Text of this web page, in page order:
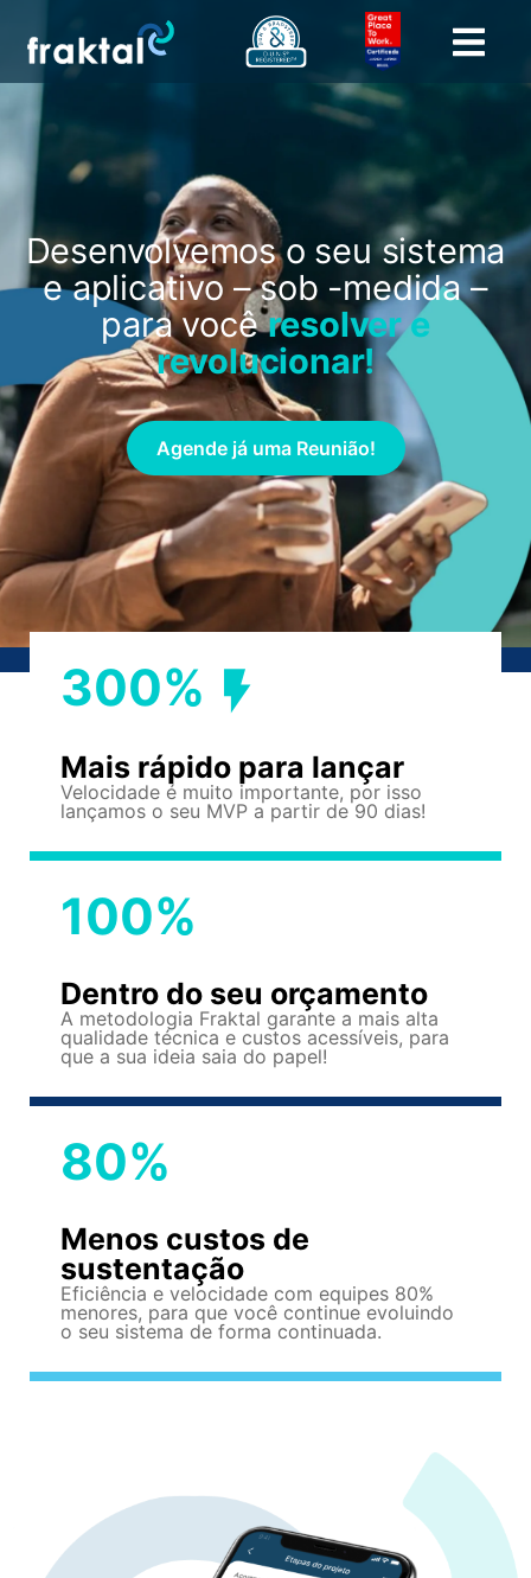
Desenvolvemos o seu sistema
e aplicativo – sob -medida –
para vocêresolver e
revolucionar!
Agende já uma Reunião!
300%
Mais rápido para lançar
Velocidade é muito importante, por isso
lançamos o seu MVP a partir de 90 dias!
100%
Dentro do seu orçamento
A metodologia Fraktal garante a mais alta
qualidade técnica e custos acessíveis, para
que a sua ideia saia do papel!
80%
Menos custos de
sustentação
Eficiência e velocidade com equipes 80%
menores, para que você continue evoluindo
o seu sistema de forma continuada.